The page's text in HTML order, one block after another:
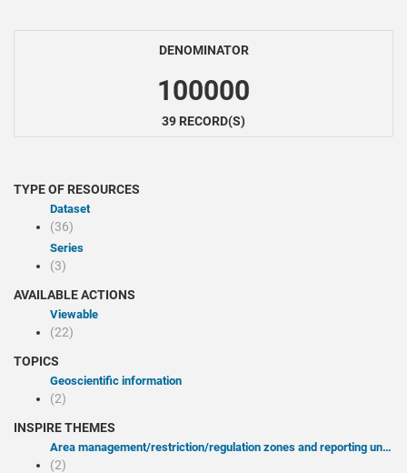
DENOMINATOR
100000
39 RECORD(S)
TYPE OF RESOURCES
Dataset
(36)
Series
(3)
AVAILABLE ACTIONS
Viewable
(22)
TOPICS
Geoscientific information
(2)
INSPIRE THEMES
Area management/restriction/regulation zones and reporting units
(2)